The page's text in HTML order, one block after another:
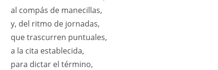
al compás de manecillas,
y, del ritmo de jornadas,
que trascurren puntuales,
a la cita establecida,
para dictar el término,